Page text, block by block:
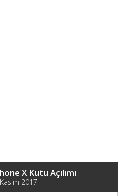
X Kutu Açılımı
2017